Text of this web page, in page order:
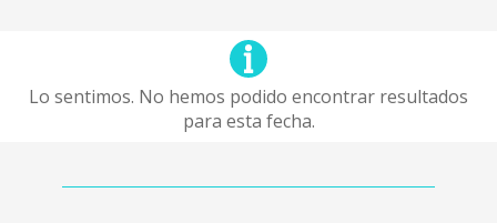
Lo sentimos. No hemos podido encontrar resultados
para esta fecha.